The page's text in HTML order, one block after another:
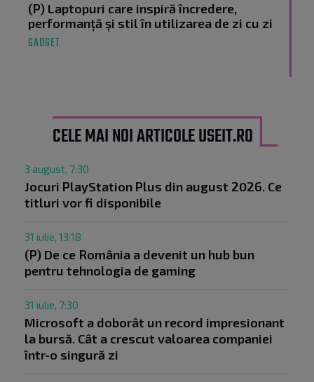
(P) Laptopuri care inspiră încredere,
performanță și stil în utilizarea de zi cu zi
GADGET
CELE MAI NOI ARTICOLE USEIT.RO
3 august, 7:30
Jocuri PlayStation Plus din august 2026. Ce
titluri vor fi disponibile
31 iulie, 13:18
(P) De ce România a devenit un hub bun
pentru tehnologia de gaming
31 iulie, 7:30
Microsoft a doborât un record impresionant
la bursă. Cât a crescut valoarea companiei
într-o singură zi